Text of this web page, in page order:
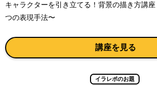
キャラクターを引き立てる！背景の描き方講
つの表現手法〜
講座を見る
イラレポのお題